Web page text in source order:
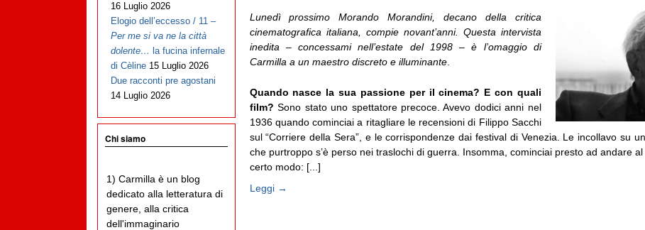
Lunedì prossimo Morando Morandini, decano della critica
cinematografica italiana, compie novant’anni. Questa intervista
inedita – concessami nell’estate del 1998 – è l’omaggio di
Carmilla a un maestro discreto e illuminante.
Quando nasce la sua passione per il cinema? E con quali
film?Sono stato uno spettatore precoce. Avevo dodici anni nel
1936 quando cominciai a ritagliare le recensioni di Filippo Sacchi
sul “Corriere della Sera”, e le corrispondenze dai festival di Venezia. Le incollavo su
che purtroppo s’è perso nei traslochi di guerra. Insomma, cominciai presto ad andare
certo modo: [...]
Leggi →
16 Luglio 2026
Elogio dell’eccesso / 11 –
Per me si va ne la città
dolente… la fucina infernale
di Cèline 15 Luglio 2026
Due racconti pre agostani
14 Luglio 2026
Chi siamo
1) Carmilla è un blog
dedicato alla letteratura di
genere, alla critica
dell'immaginario